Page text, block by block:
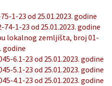
1-23 od 25.01.2023. godine
1-23 od 25.01.2023. godine
lokalnog zemljišta, broj 01-
godine
6.1-23 od 25.01.2023. godine
5.1-23 od 25.01.2023. godine
4.1-23 od 25.01.2023. godine